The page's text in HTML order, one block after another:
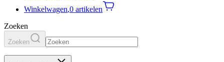
Winkelwagen,0 artikelen
Zoeken
Zoeken